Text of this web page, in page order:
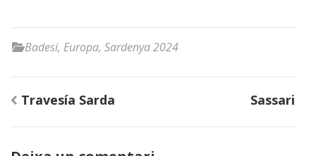
Badesi, Europa, Sardenya 2024
Navegació
Travesía Sarda Sassari